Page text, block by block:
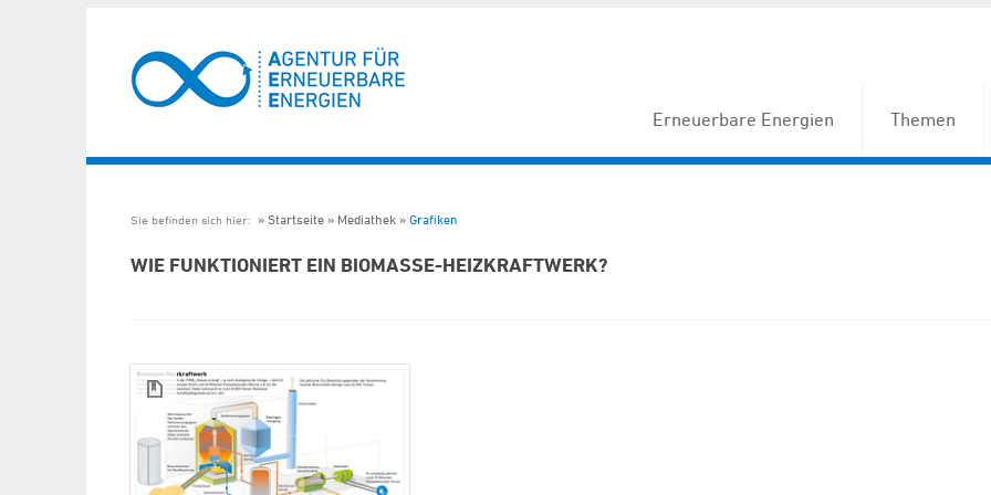
Erneuerbare Energien Themen
Sie befinden sich hier: Startseite Mediathek Grafiken
WIE FUNKTIONIERT EIN BIOMASSE-HEIZKRAFTWERK?